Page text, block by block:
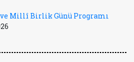
Millî Birlik Günü Programı